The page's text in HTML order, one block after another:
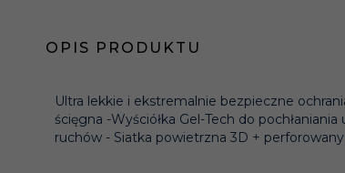
OPIS PRODUKTU
Ultra lekkie i ekstremalnie bezpieczne
ścięgna -Wyściółka Gel-Tech do
ruchów - Siatka powietrzna 3D +